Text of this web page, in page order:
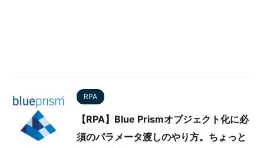
RPA
【RPA】Blue Prismオブジェクト化に必
須のパラメータ渡しのやり方。ちょっと